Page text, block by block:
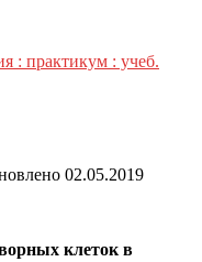
: практикум : учеб.
02.05.2019
клеток в